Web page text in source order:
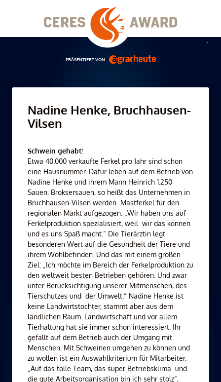
PRÄSENTIERT VON
Nadine Henke, Bruchhausen-
Vilsen
Schwein gehabt!
Etwa 40.000 verkaufte Ferkel pro Jahr sind schon
eine Hausnummer. Dafür leben auf dem Betrieb von
Nadine Henke und ihrem Mann Heinrich 1.250
Sauen. Broksersauen, so heißt das Unternehmen in
Bruchhausen-Vilsen werden Mastferkel für den
regionalen Markt aufgezogen. „Wir haben uns auf
Ferkelproduktion spezialisiert, weil wir das können
und es uns Spaß macht.“ Die Tierärztin legt
besonderen Wert auf die Gesundheit der Tiere und
ihrem Wohlbefinden. Und das mit einem großen
Ziel: „Ich möchte im Bereich der Ferkelproduktion zu
den weltweit besten Betrieben gehören. Und zwar
unter Berücksichtigung unserer Mitmenschen, des
Tierschutzes und der Umwelt.“ Nadine Henke ist
keine Landwirtstochter, stammt aber aus dem
ländlichen Raum. Landwirtschaft und vor allem
Tierhaltung hat sie immer schon interessiert. Ihr
gefällt auf dem Betrieb auch der Umgang mit
Menschen. Mit Schweinen umgehen zu können und
zu wollen ist ein Auswahlkriterium für Mitarbeiter.
„Auf das tolle Team, das super Betriebsklima und
die gute Arbeitsorganisation bin ich sehr stolz“,